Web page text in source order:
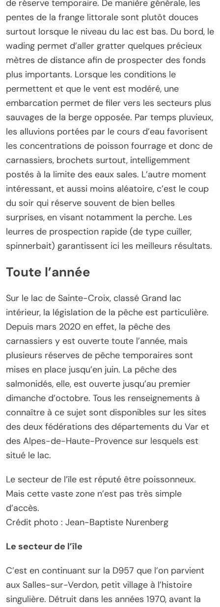
de réserve temporaire. De manière générale, les
pentes de la frange littorale sont plutôt douces
surtout lorsque le niveau du lac est bas. Du bord, le
wading permet d’aller gratter quelques précieux
mètres de distance afin de prospecter des fonds
plus importants. Lorsque les conditions le
permettent et que le vent est modéré, une
embarcation permet de filer vers les secteurs plus
sauvages de la berge opposée. Par temps pluvieux,
les alluvions portées par le cours d’eau favorisent
les concentrations de poisson fourrage et donc de
carnassiers, brochets surtout, intelligemment
postés à la limite des eaux sales. L’autre moment
intéressant, et aussi moins aléatoire, c’est le coup
du soir qui réserve souvent de bien belles
surprises, en visant notamment la perche. Les
leurres de prospection rapide (de type cuiller,
spinnerbait) garantissent ici les meilleurs résultats.
Toute l’année
Sur le lac de Sainte-Croix, classé Grand lac
intérieur, la législation de la pêche est particulière.
Depuis mars 2020 en effet, la pêche des
carnassiers y est ouverte toute l’année, mais
plusieurs réserves de pêche temporaires sont
mises en place jusqu’en juin. La pêche des
salmonidés, elle, est ouverte jusqu’au premier
dimanche d’octobre. Tous les renseignements à
connaître à ce sujet sont disponibles sur les sites
des deux fédérations des départements du Var et
des Alpes-de-Haute-Provence sur lesquels est
situé le lac.
Le secteur de l’île est réputé être poissonneux.
Mais cette vaste zone n’est pas très simple
d’accès.
Crédit photo : Jean-Baptiste Nurenberg
Le secteur de l’île
C’est en continuant sur la D957 que l’on parvient
aux Salles-sur-Verdon, petit village à l’histoire
singulière. Détruit dans les années 1970, avant la